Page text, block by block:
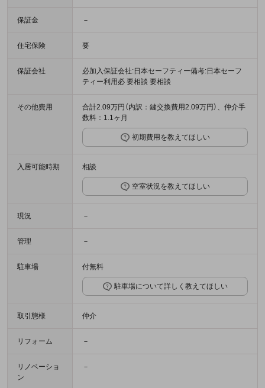
保証金 －
住宅保険 要
保証会社
必加入保証会社:日本セーフティー備考:日本セーフ
ティー利用必 要相談 要相談
その他費用
合計2.09万円（内訳：鍵交換費用2.09万円）、仲介手
数料：1.1ヶ月
初期費用を教えてほしい
入居可能時期 相談
空室状況を教えてほしい
現況 －
管理 －
駐車場 付無料
駐車場について詳しく教えてほしい
取引態様 仲介
リフォーム －
リノベーショ
ン
－